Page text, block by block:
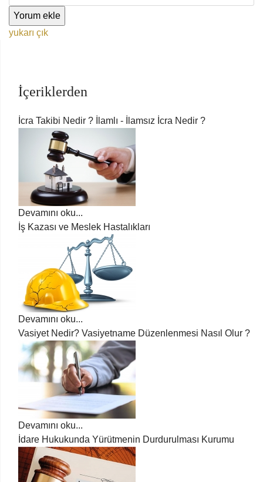
yukarı çık
İçeriklerden
İcra Takibi Nedir ? İlamlı - İlamsız İcra Nedir ?
Devamını oku...
İş Kazası ve Meslek Hastalıkları
Devamını oku...
Vasiyet Nedir? Vasiyetname Düzenlenmesi Nasıl Olur ?
Devamını oku...
İdare Hukukunda Yürütmenin Durdurulması Kurumu